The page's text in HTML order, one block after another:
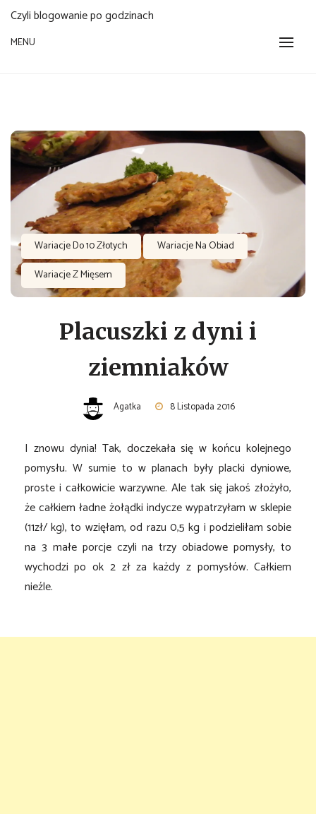
Czyli blogowanie po godzinach
MENU
Wariacje Do 10 Złotych
Wariacje Na Obiad
Wariacje Z Mięsem
Placuszki z dyni i
ziemniaków
Agatka 8 Listopada 2016
I znowu dynia! Tak, doczekała się w końcu kolejnego
pomysłu. W sumie to w planach były placki dyniowe,
proste i całkowicie warzywne. Ale tak się jakoś złożyło,
że całkiem ładne żołądki indycze wypatrzyłam w sklepie
(11zł/ kg), to wzięłam, od razu 0,5 kg i podzieliłam sobie
na 3 małe porcje czyli na trzy obiadowe pomysły, to
wychodzi po ok 2 zł za każdy z pomysłów. Całkiem
nieźle.